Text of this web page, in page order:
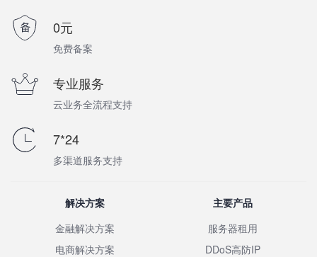
0元
免费备案
专业服务
云业务全流程支持
7*24
多渠道服务支持
解决方案
金融解决方案
电商解决方案
主要产品
服务器租用
DDoS高防IP